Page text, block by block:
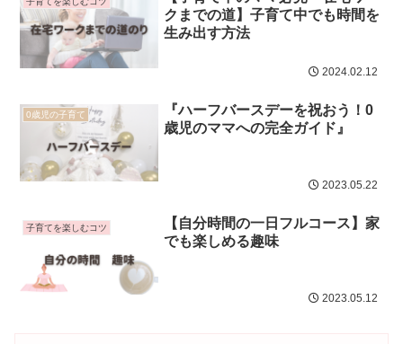
クまでの道】子育て中でも時間を
生み出す方法
2024.02.12
0歳児の子育て
『ハーフバースデーを祝おう！0
歳児のママへの完全ガイド』
2023.05.22
子育てを楽しむコツ
【自分時間の一日フルコース】家
でも楽しめる趣味
2023.05.12